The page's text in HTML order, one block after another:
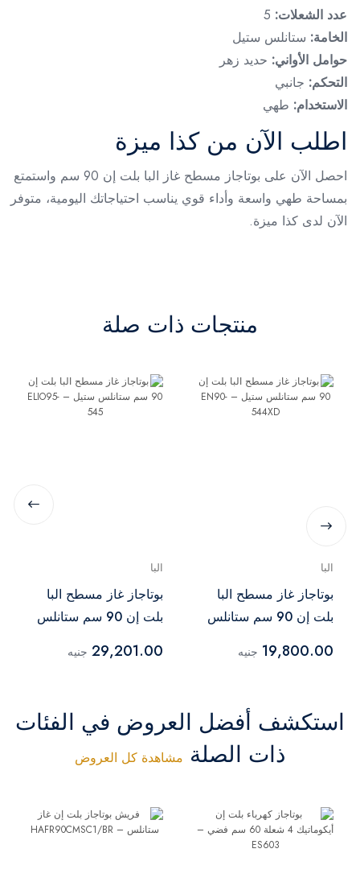
عدد الشعلات:
الخامة: ستانلس ستيل
حوامل الأواني: حديد زهر
التحكم: جانبي
الاستخدام: طهي
اطلب الآن من كذا ميزة
احصل الآن على بوتاجاز مسطح غاز البا بلت إن 90 سم واستمتع
بمساحة طهي واسعة وأداء قوي يناسب احتياجاتك اليومية، متوفر
الآن لدى كذا ميزة.
منتجات ذات صلة
البا
بوتاجاز غاز مسطح البا
بلت إن 90 سم ستانلس
19,800.00 جنيه
البا
بوتاجاز غاز مسطح البا
بلت إن 90 سم ستانلس
29,201.00 جنيه
استكشف أفضل العروض في الفئات
ذات الصلة مشاهدة كل العروض